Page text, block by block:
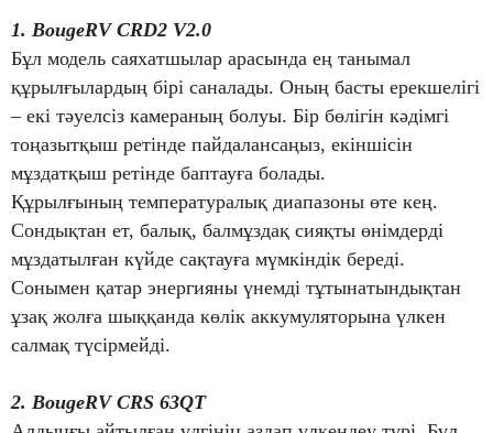
1. BougeRV CRD2 V2.0
Бұл модель саяхатшылар арасында ең танымал
құрылғылардың бірі саналады. Оның басты ерекшелігі
– екі тәуелсіз камераның болуы. Бір бөлігін кәдімгі
тоңазытқыш ретінде пайдалансаңыз, екіншісін
мұздатқыш ретінде баптауға болады.
Құрылғының температуралық диапазоны өте кең.
Сондықтан ет, балық, балмұздақ сияқты өнімдерді
мұздатылған күйде сақтауға мүмкіндік береді.
Сонымен қатар энергияны үнемді тұтынатындықтан
ұзақ жолға шыққанда көлік аккумуляторына үлкен
салмақ түсірмейді.
2. BougeRV CRS 63QT